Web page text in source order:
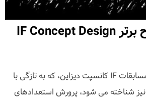
معرفی 100 طرح برتر IF Concept Design
هدف اصلی از برگذاری مسابقات IF کانسپت دیزاین، که به تازگی با
نام iF Design Talents نیز شناخته می شود، پرورش استعدادهای